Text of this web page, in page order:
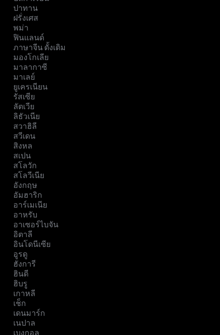
ปาทาน
ฝรั่งเศส
พม่า
ฟินแลนด์
ภาษาจีน ดั้งเดิม
มองโกเลีย
มาลากาซี
มาเลย์
ยูเครเนียน
รัสเซีย
ลัตเวีย
ลิธัวเนีย
สวาฮิลี
สวีเดน
สิงหล
สเปน
สโลวัก
สโลวีเนีย
อังกฤษ
อัมฮาริก
อาร์เมเนีย
อาหรับ
อาเซอร์ไบจัน
อิตาลี
อินโดนีเซีย
อูรดู
ฮังการี
ฮินดี
ฮิบรู
เกาหลี
เช็ก
เดนมาร์ก
เนปาล
เบงกอล